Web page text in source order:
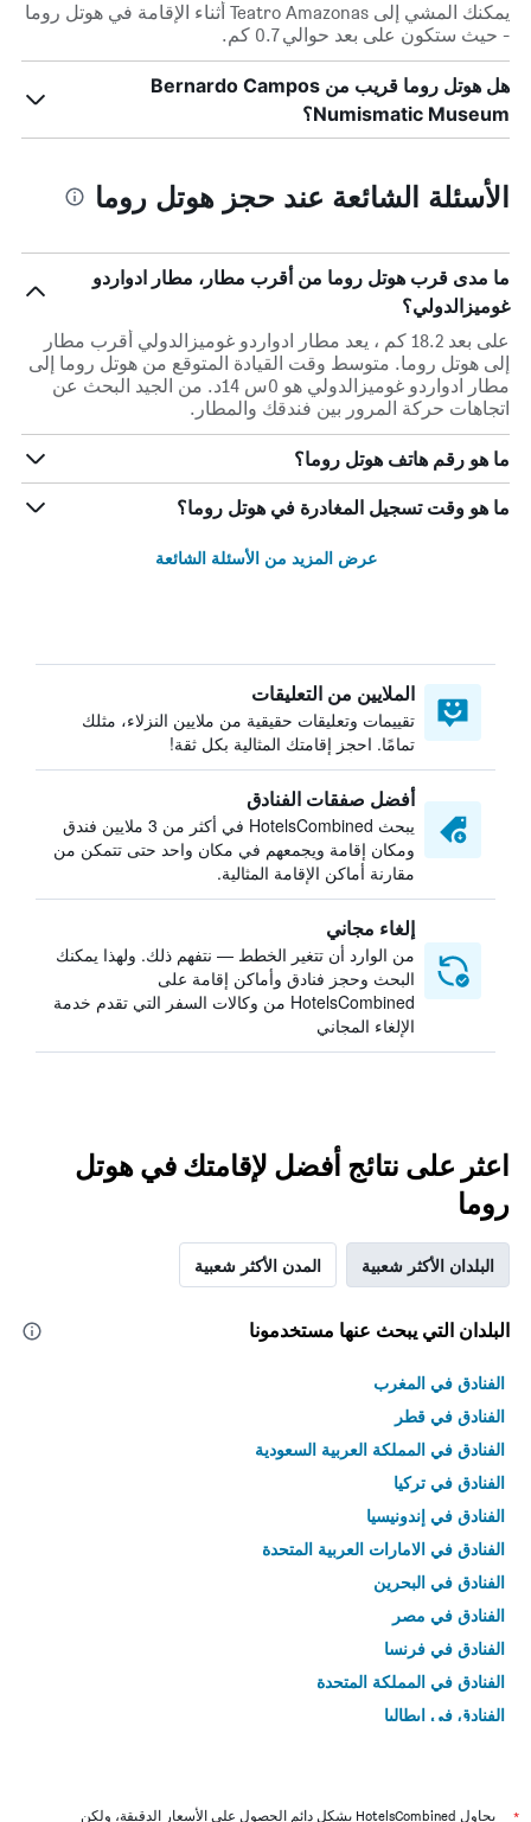
يمكنك المشي إلى Teatro Amazonas أثناء الإقامة في هوتل روما
- حيث ستكون على بعد حوالي 0.7 كم.
هل هوتل روما قريب من Bernardo Campos
Numismatic Museum؟
الأسئلة الشائعة عند حجز هوتل روما
ما مدى قرب هوتل روما من أقرب مطار، مطار ادواردو
غوميزالدولي؟
على بعد 18.2 كم ، يعد مطار ادواردو غوميزالدولي أقرب مطار
إلى هوتل روما. متوسط وقت القيادة المتوقع من هوتل روما إلى
مطار ادواردو غوميزالدولي هو 0س 14د. من الجيد البحث عن
اتجاهات حركة المرور بين فندقك والمطار.
ما هو رقم هاتف هوتل روما؟
ما هو وقت تسجيل المغادرة في هوتل روما؟
عرض المزيد من الأسئلة الشائعة
الملايين من التعليقات
تقييمات وتعليقات حقيقية من ملايين النزلاء، مثلك
تمامًا. احجز إقامتك المثالية بكل ثقة!
أفضل صفقات الفنادق
يبحث HotelsCombined في أكثر من 3 ملايين فندق
ومكان إقامة ويجمعهم في مكان واحد حتى تتمكن من
مقارنة أماكن الإقامة المثالية.
إلغاء مجاني
من الوارد أن تتغير الخطط — نتفهم ذلك. ولهذا يمكنك
البحث وحجز فنادق وأماكن إقامة على
HotelsCombined من وكالات السفر التي تقدم خدمة
الإلغاء المجاني
اعثر على نتائج أفضل لإقامتك في هوتل
روما
البلدان الأكثر شعبية المدن الأكثر شعبية
البلدان التي يبحث عنها مستخدمونا
الفنادق في المغرب
الفنادق في قطر
الفنادق في المملكة العربية السعودية
الفنادق في تركيا
الفنادق في إندونيسيا
الفنادق في الامارات العربية المتحدة
الفنادق في البحرين
الفنادق في مصر
الفنادق في فرنسا
الفنادق في المملكة المتحدة
الفنادق في إيطاليا
يحاول HotelsCombined بشكل دائم الحصول على الأسعار الدقيقة، ولكن